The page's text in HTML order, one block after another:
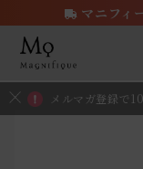
メルマガ登録で
マニフィ